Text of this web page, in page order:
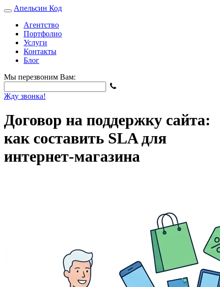
Апельсин Код
Агентство
Портфолио
Услуги
Контакты
Блог
Мы перезвоним Вам:
Жду звонка!
Договор на поддержку сайта:
как составить SLA для
интернет-магазина